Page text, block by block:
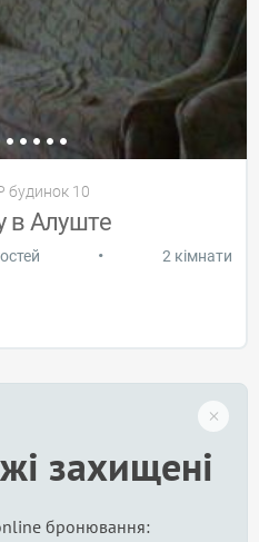
будинок 10
в Алуште
• 2 кімнати
захищені
бронювання: